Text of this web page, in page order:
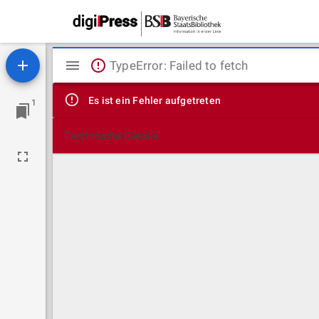
1
Mirador
Viewer
TypeError: Failed to fetch
Es ist ein Fehler aufgetreten
Technische Details